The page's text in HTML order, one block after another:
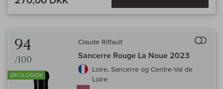
94
/100
ØKOLOGISK
Claude Riffault
Sancerre Rouge La Noue 2023
Loire, Sancerre og Centre-Val de
Loire